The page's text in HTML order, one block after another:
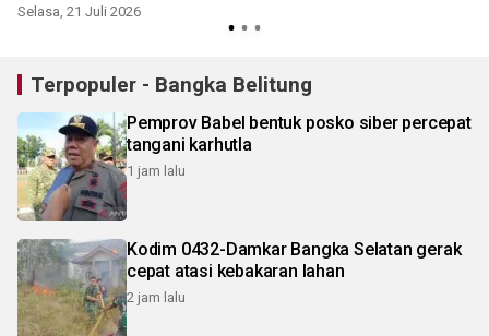
Selasa, 21 Juli 2026
Terpopuler - Bangka Belitung
Pemprov Babel bentuk posko siber percepat
tangani karhutla
1 jam lalu
Kodim 0432-Damkar Bangka Selatan gerak
cepat atasi kebakaran lahan
2 jam lalu